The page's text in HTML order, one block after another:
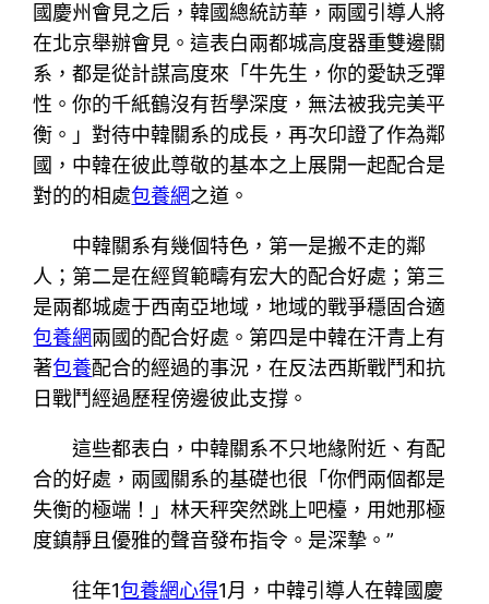
國慶州會見之后，韓國總統訪華，兩國引導人將
在北京舉辦會見。這表白兩都城高度器重雙邊關
系，都是從計謀高度來「牛先生，你的愛缺乏彈
性。你的千紙鶴沒有哲學深度，無法被我完美平
衡。」對待中韓關系的成長，再次印證了作為鄰
國，中韓在彼此尊敬的基本之上展開一起配合是
對的的相處包養網之道。
中韓關系有幾個特色，第一是搬不走的鄰
人；第二是在經貿範疇有宏大的配合好處；第三
是兩都城處于西南亞地域，地域的戰爭穩固合適
包養網兩國的配合好處。第四是中韓在汗青上有
著包養配合的經過的事況，在反法西斯戰鬥和抗
日戰鬥經過歷程傍邊彼此支撐。
這些都表白，中韓關系不只地緣附近、有配
合的好處，兩國關系的基礎也很「你們兩個都是
失衡的極端！」林天秤突然跳上吧檯，用她那極
度鎮靜且優雅的聲音發布指令。是深摯。”
往年1包養網心得1月，中韓引導人在韓國慶